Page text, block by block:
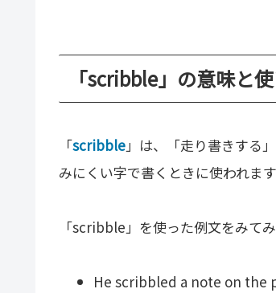
「scribble」の意味と
「scribble」は、「走り書きする
みにくい字で書くときに使われま
「scribble」を使った例文をみてみ
He scribbled a note on the